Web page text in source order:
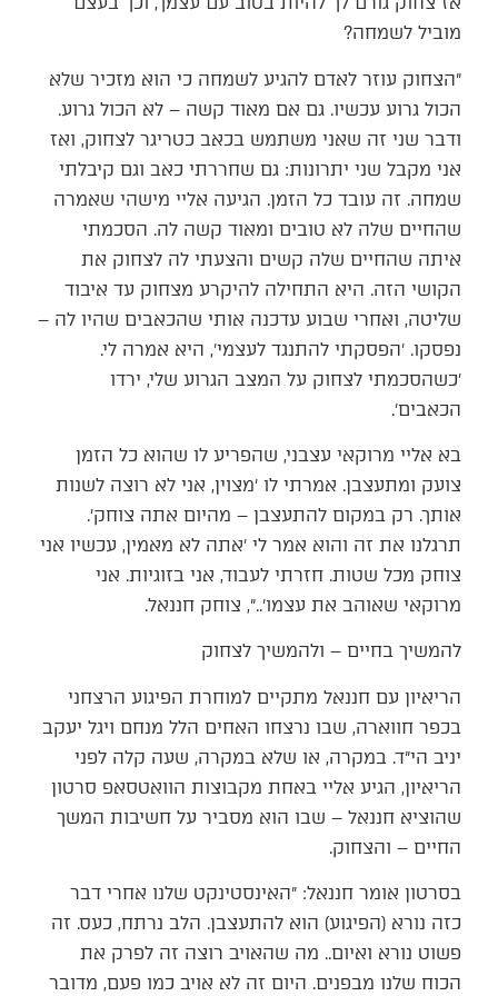
מוביל לשמחה?
״הצחוק עוזר לאדם להגיע לשמחה כי הוא מזכיר שלא
הכול גרוע עכשיו. גם אם מאוד קשה – לא הכול גרוע.
ודבר שני זה שאני משתמש בכאב כטריגר לצחוק, ואז
אני מקבל שני יתרונות: גם שחררתי כאב וגם קיבלתי
שמחה. זה עובד כל הזמן. הגיעה אליי מישהי שאמרה
שהחיים שלה לא טובים ומאוד קשה לה. הסכמתי
איתה שהחיים שלה קשים והצעתי לה לצחוק את
הקושי הזה. היא התחילה להיקרע מצחוק עד איבוד
שליטה, ואחרי שבוע עדכנה אותי שהכאבים שהיו לה –
נפסקו. ׳הפסקתי להתנגד לעצמי׳, היא אמרה לי.
׳כשהסכמתי לצחוק על המצב הגרוע שלי, ירדו
הכאבים׳.
בא אליי מרוקאי עצבני, שהפריע לו שהוא כל הזמן
צועק ומתעצבן. אמרתי לו ׳מצוין, אני לא רוצה לשנות
אותך. רק במקום להתעצבן – מהיום אתה צוחק׳.
תרגלנו את זה והוא אמר לי ׳אתה לא מאמין, עכשיו אני
צוחק מכל שטות. חזרתי לעבוד, אני בזוגיות. אני
מרוקאי שאוהב את עצמו׳..״, צוחק חננאל.
להמשיך בחיים – ולהמשיך לצחוק
הריאיון עם חננאל מתקיים למוחרת הפיגוע הרצחני
בכפר חווארה, שבו נרצחו האחים הלל מנחם ויגל יעקב
יניב הי״ד. במקרה, או שלא במקרה, שעה קלה לפני
הריאיון, הגיע אליי באחת מקבוצות הוואטסאפ סרטון
שהוציא חננאל – שבו הוא מסביר על חשיבות המשך
החיים – והצחוק.
בסרטון אומר חננאל: ״האינסטינקט שלנו אחרי דבר
כזה נורא (הפיגוע) הוא להתעצבן. הלב נרתח, כעס. זה
פשוט נורא ואיום.. מה שהאויב רוצה זה לפרק את
הכוח שלנו מבפנים. היום זה לא אויב כמו פעם, מדובר